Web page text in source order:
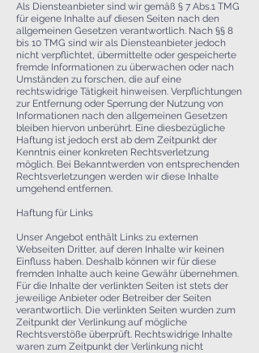
Als Diensteanbieter sind wir gemäß § 7 Abs.1 TMG
für eigene Inhalte auf diesen Seiten nach den
allgemeinen Gesetzen verantwortlich. Nach §§ 8
bis 10 TMG sind wir als Diensteanbieter jedoch
nicht verpflichtet, übermittelte oder gespeicherte
fremde Informationen zu überwachen oder nach
Umständen zu forschen, die auf eine
rechtswidrige Tätigkeit hinweisen. Verpflichtungen
zur Entfernung oder Sperrung der Nutzung von
Informationen nach den allgemeinen Gesetzen
bleiben hiervon unberührt. Eine diesbezügliche
Haftung ist jedoch erst ab dem Zeitpunkt der
Kenntnis einer konkreten Rechtsverletzung
möglich. Bei Bekanntwerden von entsprechenden
Rechtsverletzungen werden wir diese Inhalte
umgehend entfernen.
Haftung für Links
Unser Angebot enthält Links zu externen
Webseiten Dritter, auf deren Inhalte wir keinen
Einfluss haben. Deshalb können wir für diese
fremden Inhalte auch keine Gewähr übernehmen.
Für die Inhalte der verlinkten Seiten ist stets der
jeweilige Anbieter oder Betreiber der Seiten
verantwortlich. Die verlinkten Seiten wurden zum
Zeitpunkt der Verlinkung auf mögliche
Rechtsverstöße überprüft. Rechtswidrige Inhalte
waren zum Zeitpunkt der Verlinkung nicht